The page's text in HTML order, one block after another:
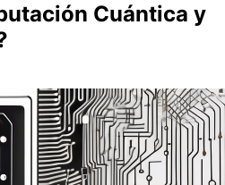
Cuántica y